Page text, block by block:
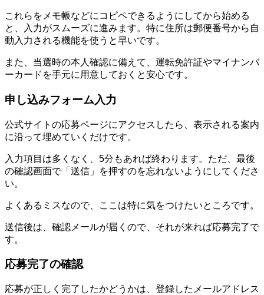
これらをメモ帳などにコピペできるようにしてから始める
と、入力がスムーズに進みます。特に住所は郵便番号から自
動入力される機能を使うと早いです。
また、当選時の本人確認に備えて、運転免許証やマイナンバ
ーカードを手元に用意しておくと安心です。
申し込みフォーム入力
公式サイトの応募ページにアクセスしたら、表示される案内
に沿って埋めていくだけです。
入力項目は多くなく、5分もあれば終わります。ただ、最後
の確認画面で「送信」を押すのを忘れないようにしてくださ
い。
よくあるミスなので、ここは特に気をつけたいところです。
送信後は、確認メールが届くので、それが来れば応募完了で
す。
応募完了の確認
応募が正しく完了したかどうかは、登録したメールアドレス